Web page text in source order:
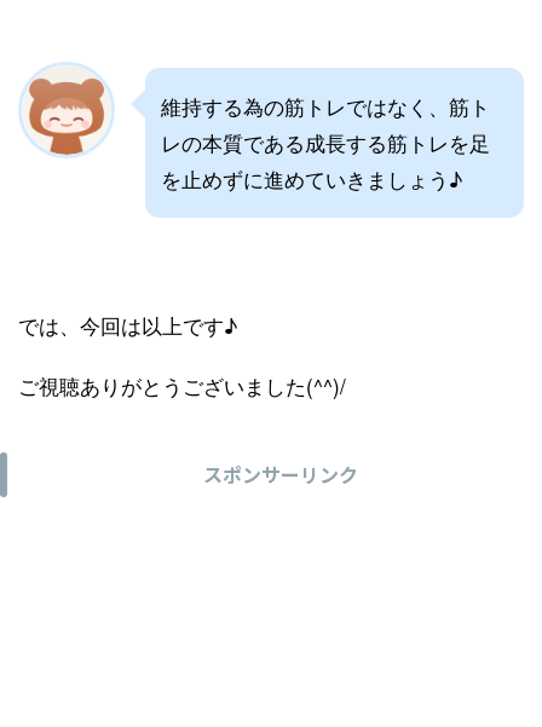
維持する為の筋トレではなく、筋ト
レの本質である成長する筋トレを足
を止めずに進めていきましょう♪
では、今回は以上です♪
ご視聴ありがとうございました(^^)/
スポンサーリンク